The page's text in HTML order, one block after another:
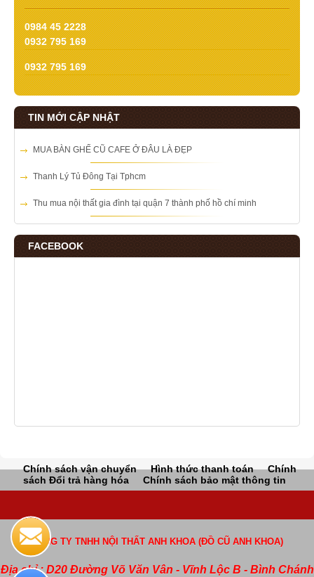
0984 45 2228
0932 795 169
0932 795 169
TIN MỚI CẬP NHẬT
MUA BÀN GHẾ CŨ CAFE Ở ĐÂU LÀ ĐẸP
Thanh Lý Tủ Đông Tại Tphcm
Thu mua nội thất gia đình tại quận 7 thành phố hồ chí minh
FACEBOOK
Chính sách vận chuyển Hình thức thanh toán
Chính
sách Đổi trả hàng hóa
Chính sách bảo mật thông tin
CÔNG TY TNHH NỘI THẤT ANH KHOA (ĐỒ CŨ ANH KHOA)
Địa chỉ : D20 Đường Võ Văn Vân - Vĩnh Lộc B - Bình Chánh